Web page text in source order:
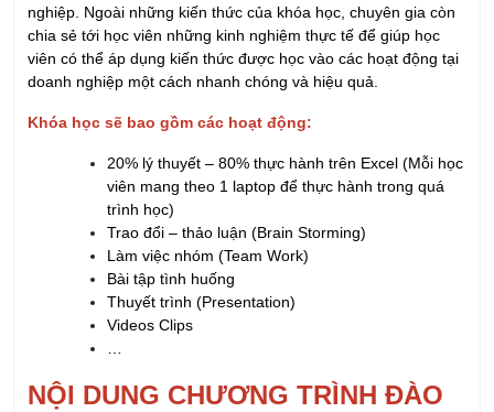
nghiệp. Ngoài những kiến thức của khóa học, chuyên gia còn
chia sẻ tới học viên những kinh nghiệm thực tế để giúp học
viên có thể áp dụng kiến thức được học vào các hoạt động tại
doanh nghiệp một cách nhanh chóng và hiệu quả.
Khóa học sẽ bao gồm các hoạt động:
20% lý thuyết – 80% thực hành trên Excel (Mỗi học
viên mang theo 1 laptop để thực hành trong quá
trình học)
Trao đổi – thảo luận (Brain Storming)
Làm việc nhóm (Team Work)
Bài tập tình huống
Thuyết trình (Presentation)
Videos Clips
NỘI DUNG CHƯƠNG TRÌNH ĐÀO